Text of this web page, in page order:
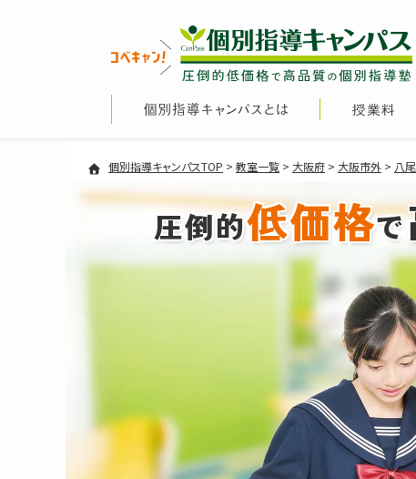
個別指導キャンパスTOP > 教室一覧 > 大阪府 > 大阪市外 > 八
圧倒的低価格で